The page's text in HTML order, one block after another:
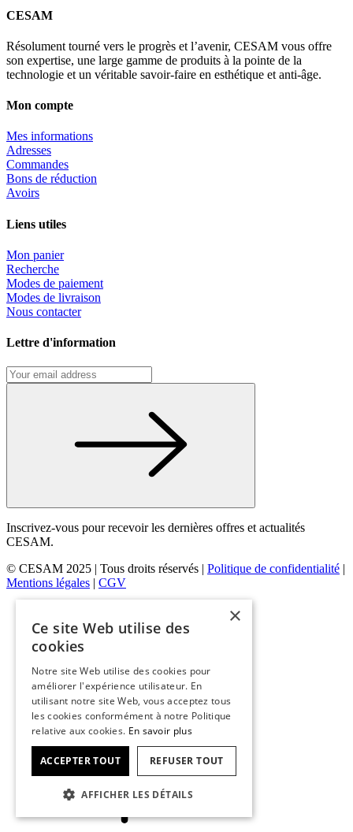
CESAM
Résolument tourné vers le progrès et l’avenir, CESAM vous offre
son expertise, une large gamme de produits à la pointe de la
technologie et un véritable savoir-faire en esthétique et anti-âge.
Mon compte
Mes informations
Adresses
Commandes
Bons de réduction
Avoirs
Liens utiles
Mon panier
Recherche
Modes de paiement
Modes de livraison
Nous contacter
Lettre d'information
Inscrivez-vous pour recevoir les dernières offres et actualités
CESAM.
© CESAM 2025 | Tous droits réservés | Politique de confidentialité |
Mentions légales | CGV
×
Ce site Web utilise des
cookies
Notre site Web utilise des cookies pour
améliorer l'expérience utilisateur. En
utilisant notre site Web, vous acceptez tous
les cookies conformément à notre Politique
relative aux cookies. En savoir plus
ACCEPTER TOUT REFUSER TOUT
AFFICHER LES DÉTAILS